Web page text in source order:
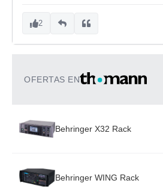
2
OFERTAS EN
Behringer X32 Rack
Behringer WING Rack